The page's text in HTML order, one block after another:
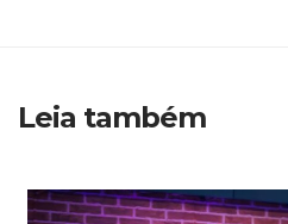
Leia também